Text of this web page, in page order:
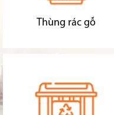
Thùng rác gỗ